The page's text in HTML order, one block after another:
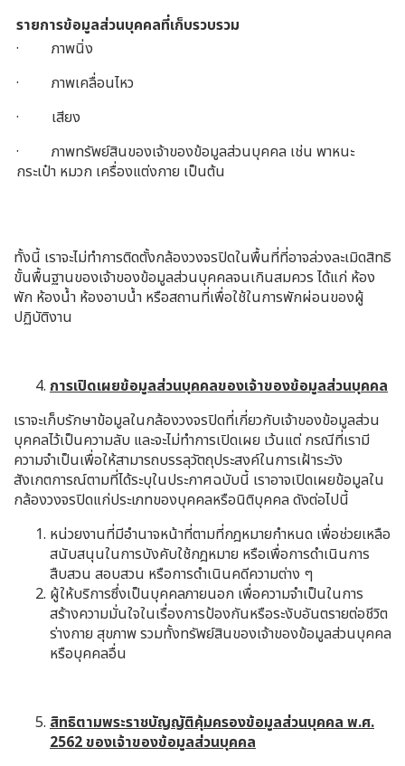
รายการข้อมูลส่วนบุคคลที่เก็บรวบรวม
· ภาพนิ่ง
· ภาพเคลื่อนไหว
· เสียง
· ภาพทรัพย์สินของเจ้าของข้อมูลส่วนบุคคล เช่น พาหนะ
กระเป๋า หมวก เครื่องแต่งกาย เป็นต้น
ทั้งนี้ เราจะไม่ทำการติดตั้งกล้องวงจรปิดในพื้นที่ที่อาจล่วงละเมิดสิทธิ
ขั้นพื้นฐานของเจ้าของข้อมูลส่วนบุคคลจนเกินสมควร ได้แก่ ห้อง
พัก ห้องน้ำ ห้องอาบน้ำ หรือสถานที่เพื่อใช้ในการพักผ่อนของผู้
ปฏิบัติงาน
การเปิดเผยข้อมูลส่วนบุคคลของเจ้าของข้อมูลส่วนบุคคล
เราจะเก็บรักษาข้อมูลในกล้องวงจรปิดที่เกี่ยวกับเจ้าของข้อมูลส่วน
บุคคลไว้เป็นความลับ และจะไม่ทำการเปิดเผย เว้นแต่ กรณีที่เรามี
ความจำเป็นเพื่อให้สามารถบรรลุวัตถุประสงค์ในการเฝ้าระวัง
สังเกตการณ์ตามที่ได้ระบุในประกาศฉบับนี้ เราอาจเปิดเผยข้อมูลใน
กล้องวงจรปิดแก่ประเภทของบุคคลหรือนิติบุคคล ดังต่อไปนี้
หน่วยงานที่มีอำนาจหน้าที่ตามที่กฎหมายกำหนด เพื่อช่วยเหลือ
สนับสนุนในการบังคับใช้กฎหมาย หรือเพื่อการดำเนินการ
สืบสวน สอบสวน หรือการดำเนินคดีความต่าง ๆ
ผู้ให้บริการซึ่งเป็นบุคคลภายนอก เพื่อความจำเป็นในการ
สร้างความมั่นใจในเรื่องการป้องกันหรือระงับอันตรายต่อชีวิต
ร่างกาย สุขภาพ รวมทั้งทรัพย์สินของเจ้าของข้อมูลส่วนบุคคล
หรือบุคคลอื่น
สิทธิตามพระราชบัญญัติคุ้มครองข้อมูลส่วนบุคคล พ.ศ.
2562 ของเจ้าของข้อมูลส่วนบุคคล